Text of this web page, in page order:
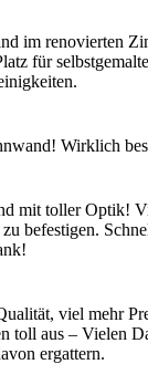
im renovierten
für
Wirklich
mit toller Optik!
befestigen.
viel mehr
toll aus – Vielen
ergattern.